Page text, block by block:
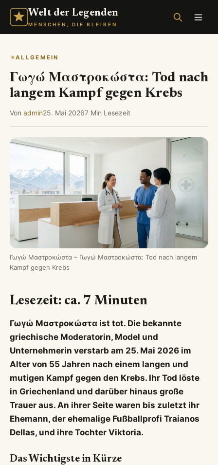
Welt der Legenden
MENSCHEN, DIE BLEIBEN
ALLGEMEIN
Γωγώ Μαστροκώστα: Tod nach
langem Kampf gegen Krebs
Von admin25. Mai 20267 Min Lesezeit
Γωγώ Μαστροκώστα – Γωγώ Μαστροκώστα: Tod nach langem
Kampf gegen Krebs
Lesezeit: ca. 7 Minuten
Γωγώ Μαστροκώστα ist tot. Die bekannte
griechische Moderatorin, Model und
Unternehmerin verstarb am 25. Mai 2026 im
Alter von 55 Jahren nach einem langen und
mutigen Kampf gegen den Krebs. Ihr Tod löste
in Griechenland und darüber hinaus große
Trauer aus. An ihrer Seite waren bis zuletzt ihr
Ehemann, der ehemalige Fußballprofi Traianos
Dellas, und ihre Tochter Viktoria.
Das Wichtigste in Kürze